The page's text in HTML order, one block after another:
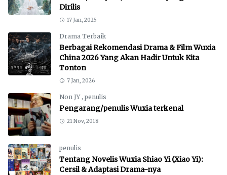
Dirilis
17 Jan, 2025
Drama Terbaik
Berbagai Rekomendasi Drama & Film Wuxia
China 2026 Yang Akan Hadir Untuk Kita
Tonton
7 Jan, 2026
Non JY , penulis
Pengarang/penulis Wuxia terkenal
21 Nov, 2018
penulis
Tentang Novelis Wuxia Shiao Yi (Xiao Yi):
Cersil & Adaptasi Drama-nya